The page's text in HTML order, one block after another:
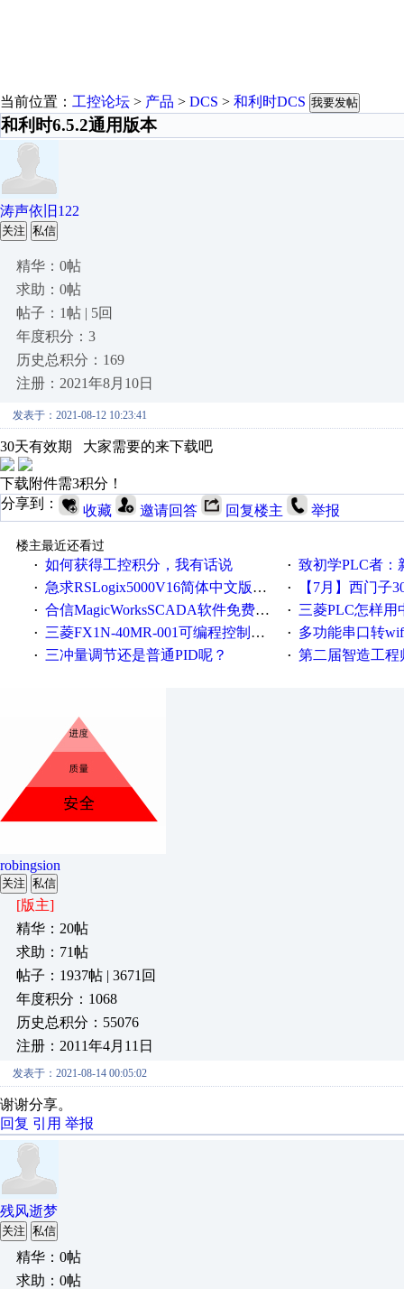
当前位置： 工控论坛 > 产品 > DCS > 和利时DCS 我要发帖
和利时6.5.2通用版本
涛声依旧122
关注 私信
精华：0帖
求助：0帖
帖子：1帖 | 5回
年度积分：3
历史总积分：169
注册：2021年8月10日
发表于：2021-08-12 10:23:41
30天有效期 大家需要的来下载吧
下载附件需3积分！
分享到：
收藏 邀请回答 回复楼主 举报
楼主最近还看过
· 如何获得工控积分，我有话说 · 致初学PLC者：新人
· 急求RSLogix5000V16简体中文版！！！急急急 · 【7月】西门子300/
· 合信MagicWorksSCADA软件免费下载，好礼相送，并提供技术支持，永久免费！ · 三菱PLC怎样用
· 三菱FX1N-40MR-001可编程控制器输入端口故障维修一例 · 多功能串口转wifi/以太网转WIFI/串口转以太网/
· 三冲量调节还是普通PID呢？ · 第二届智造工程师节
robingsion
关注 私信
[版主]
精华：20帖
求助：71帖
帖子：1937帖 | 3671回
年度积分：1068
历史总积分：55076
注册：2011年4月11日
发表于：2021-08-14 00:05:02
谢谢分享。
回复 引用 举报
残风逝梦
关注 私信
精华：0帖
求助：0帖